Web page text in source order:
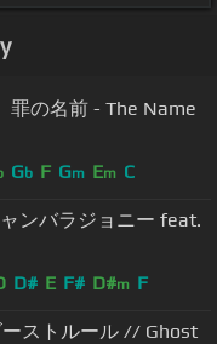
罪の名前 - The Name
Gb F Gm Em C
ンバラジョニー feat.
D# E F# D#m F
ーストルール // Ghost